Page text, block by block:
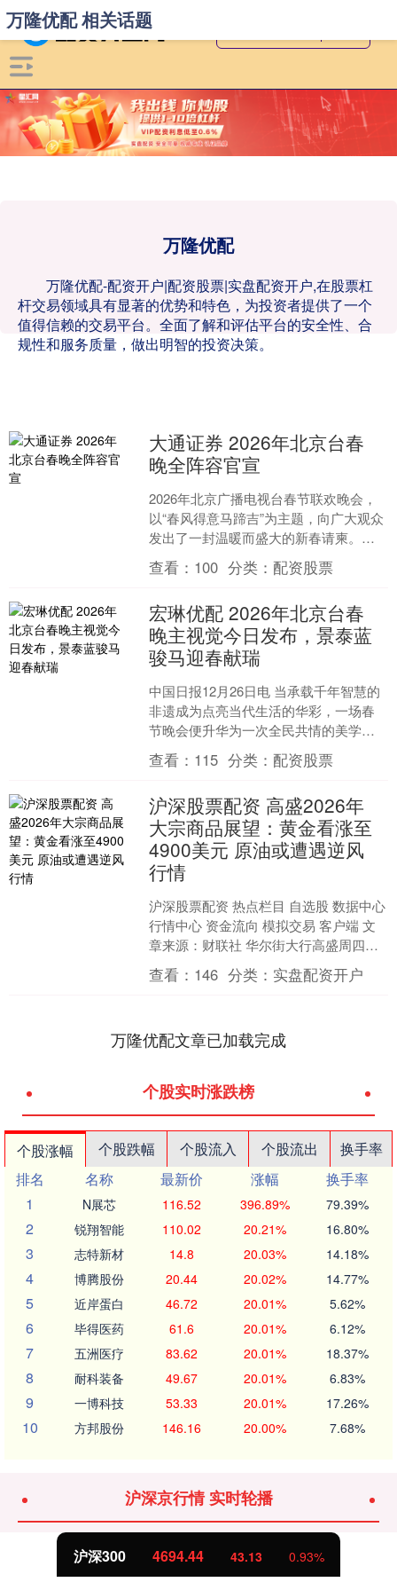
万隆优配
万隆优配-配资开户|配资股票|实盘配资开户,在股票杠
杆交易领域具有显著的优势和特色，为投资者提供了一个
值得信赖的交易平台。全面了解和评估平台的安全性、合
规性和服务质量，做出明智的投资决策。
万隆优配 相关话题
大通证券 2026年北京台春
晚全阵容官宣
2026年北京广播电视台春节联欢晚会，
以“春风得意马蹄吉”为主题，向广大观众
发出了一封温暖而盛大的新春请柬。这
不仅是一场晚会，更是一次以“百姓联
欢、时代共鸣”为....
查看： 100 分类：配资股票
宏琳优配 2026年北京台春
晚主视觉今日发布，景泰蓝
骏马迎春献瑞
中国日报12月26日电 当承载千年智慧的
非遗成为点亮当代生活的华彩，一场春
节晚会便升华为一次全民共情的美学盛
宴与情感联结。2026年北京广播电视台
春节联欢晚会于....
查看： 115 分类：配资股票
沪深股票配资 高盛2026年
大宗商品展望：黄金看涨至
4900美元 原油或遭遇逆风
行情
沪深股票配资 热点栏目 自选股 数据中心
行情中心 资金流向 模拟交易 客户端 文
章来源：财联社 华尔街大行高盛周四
（12月18日）发布了一份2026年大宗商
品....
查看： 146 分类： 实盘配资开户
万隆优配文章已加载完成
个股实时涨跌榜
个股涨幅 个股跌幅 个股流入 个股流出
换手率
排名
名称 最新价 涨幅
换手率
1
N展芯 116.52 396.89% 79.39%
2 锐翔智能 110.02 20.21% 16.80%
3 志特新材 14.8 20.03% 14.18%
4 博腾股份 20.44 20.02% 14.77%
5 近岸蛋白 46.72 20.01% 5.62%
6 毕得医药 61.6 20.01% 6.12%
7 五洲医疗 83.62 20.01% 18.37%
8 耐科装备 49.67 20.01% 6.83%
9 一博科技 53.33 20.01% 17.26%
10 方邦股份 146.16 20.00% 7.68%
沪深京行情 实时轮播
沪深300 4694.44 43.13 0.93%